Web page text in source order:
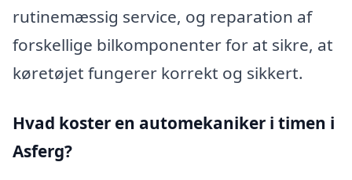
rutinemæssig service, og reparation af
forskellige bilkomponenter for at sikre, at
køretøjet fungerer korrekt og sikkert.
Hvad koster en automekaniker i timen i
Asferg?